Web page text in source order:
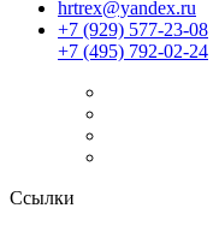
hrtrex@yandex.ru
+7 (929) 577-23-08
+7 (495) 792-02-24
Ссылки